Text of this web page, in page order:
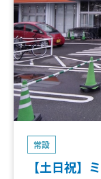
常設
【土日祝